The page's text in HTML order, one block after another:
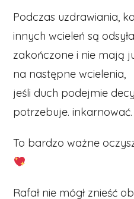
Podczas uzdrawiania,
innych wcieleń są
zakończone i nie mają
na następne wcielenia,
jeśli duch podejmie
potrzebuje. inkarnować.
To bardzo ważne
Rafał nie mógł znieść